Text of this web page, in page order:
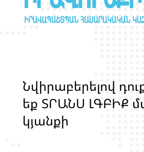
Նվիրաբերելով դո
եք ՏՐԱՆՍ ԼԳԲԻՔ մ
կյանքի